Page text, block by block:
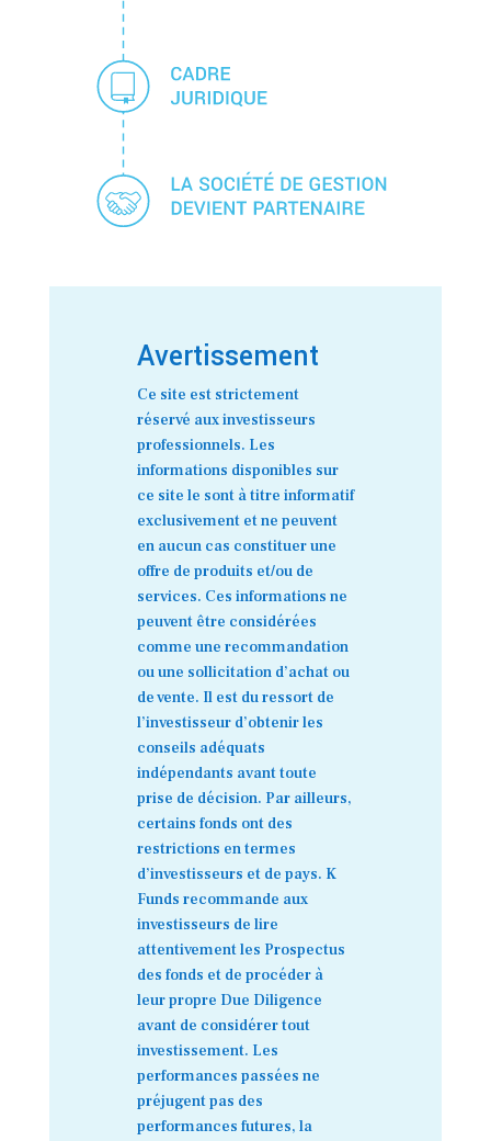
Avertissement
Ce site est strictement
réservé aux investisseurs
professionnels. Les
informations disponibles sur
ce site le sont à titre informatif
exclusivement et ne peuvent
en aucun cas constituer une
offre de produits et/ou de
services. Ces informations ne
peuvent être considérées
comme une recommandation
ou une sollicitation d’achat ou
de vente. Il est du ressort de
l’investisseur d’obtenir les
conseils adéquats
indépendants avant toute
prise de décision. Par ailleurs,
certains fonds ont des
restrictions en termes
d’investisseurs et de pays. K
Funds recommande aux
investisseurs de lire
attentivement les Prospectus
des fonds et de procéder à
leur propre Due Diligence
avant de considérer tout
investissement. Les
performances passées ne
préjugent pas des
performances futures, la